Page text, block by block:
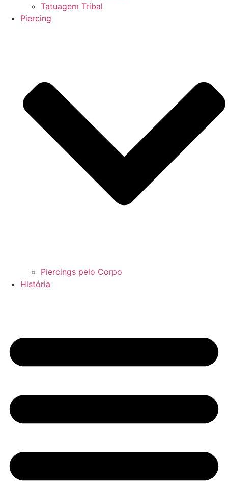
Tatuagem Tribal
Piercing
Piercings pelo Corpo
História